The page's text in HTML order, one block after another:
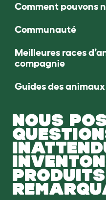
Comment pouvons
Communauté
Meilleures races
compagnie
Guides des animaux
NOUS
PRODUITS